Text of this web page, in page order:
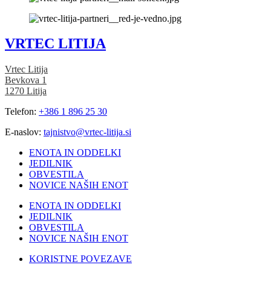
VRTEC LITIJA
Vrtec Litija
Bevkova 1
1270 Litija
Telefon: +386 1 896 25 30
E-naslov: tajnistvo@vrtec-litija.si
ENOTA IN ODDELKI
JEDILNIK
OBVESTILA
NOVICE NAŠIH ENOT
ENOTA IN ODDELKI
JEDILNIK
OBVESTILA
NOVICE NAŠIH ENOT
KORISTNE POVEZAVE